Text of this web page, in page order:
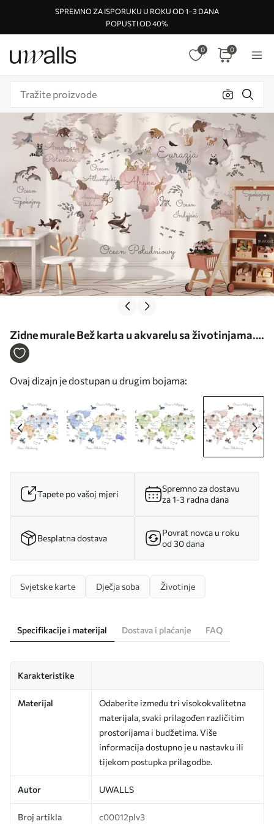
SPREMNO ZA ISPORUKU U ROKU OD 1–3 DANA
POPUSTI OD 40%
0 0
Zidne murale Bež karta u akvarelu sa životinjama.
Oznake na poljskom. br. c00012plv3
Ovaj dizajn je dostupan u drugim bojama:
Tapete po vašoj mjeri
Spremno za dostavu
za 1-3 radna dana
Besplatna dostava
Povrat novca u roku
od 30 dana
Svjetske karte Dječja soba Životinje
Specifikacije i materijal Dostava i plaćanje FAQ
Karakteristike
Materijal
Odaberite između tri visokokvalitetna
materijala, svaki prilagođen različitim
prostorijama i budžetima. Više
informacija dostupno je u nastavku ili
tijekom postupka prilagodbe.
Autor UWALLS
Broj artikla c00012plv3